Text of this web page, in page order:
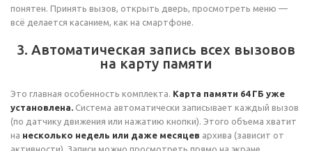
понятен. Принять вызов, открыть дверь, просмотреть меню —
всё делается касанием, как на смартфоне.
3. Автоматическая запись всех вызовов
на карту памяти
Это главная особенность комплекта. Карта памяти 64 ГБ уже
установлена. Система автоматически записывает каждый вызов
(по датчику движения или нажатию кнопки). Этого объема хватит
на несколько недель или даже месяцев архива (зависит от
активности). Записи можно просмотреть прямо на экране